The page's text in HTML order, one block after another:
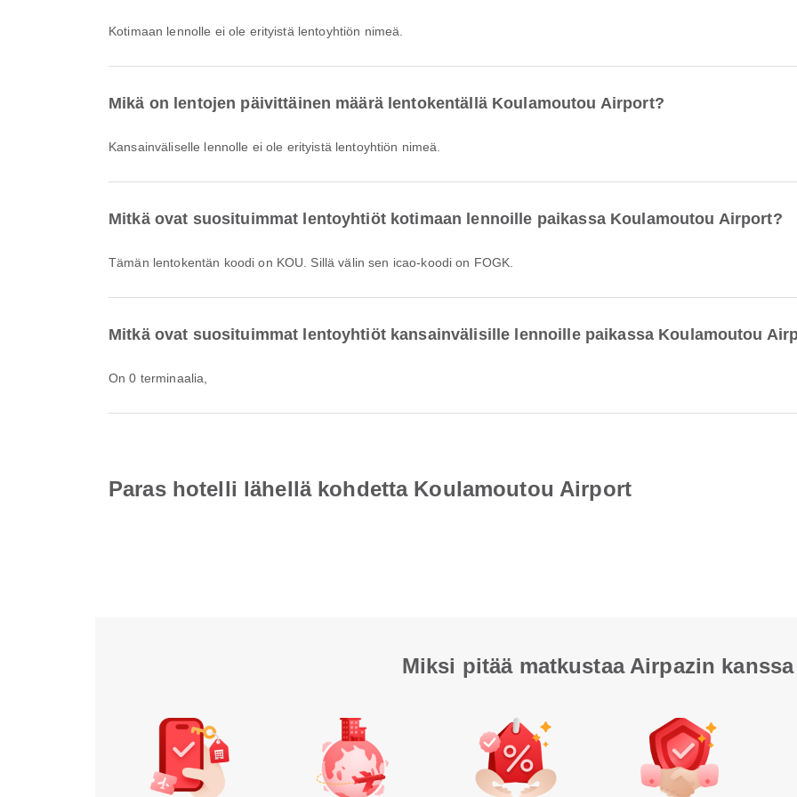
Kotimaan lennolle ei ole erityistä lentoyhtiön nimeä.
Mikä on lentojen päivittäinen määrä lentokentällä Koulamoutou Airport?
Kansainväliselle lennolle ei ole erityistä lentoyhtiön nimeä.
Mitkä ovat suosituimmat lentoyhtiöt kotimaan lennoille paikassa Koulamoutou Airport?
Tämän lentokentän koodi on KOU. Sillä välin sen icao-koodi on FOGK.
Mitkä ovat suosituimmat lentoyhtiöt kansainvälisille lennoille paikassa Koulamoutou
On 0 terminaalia,
Paras hotelli lähellä kohdetta Koulamoutou Airport
Miksi pitää matkustaa Airpazin kanssa